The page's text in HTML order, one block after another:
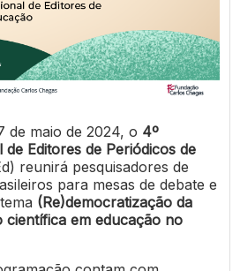
de maio de 2024, o 4º
Editores de Periódicos de
reunirá pesquisadores de
para mesas de debate e
(Re)democratização da
científica em educação no